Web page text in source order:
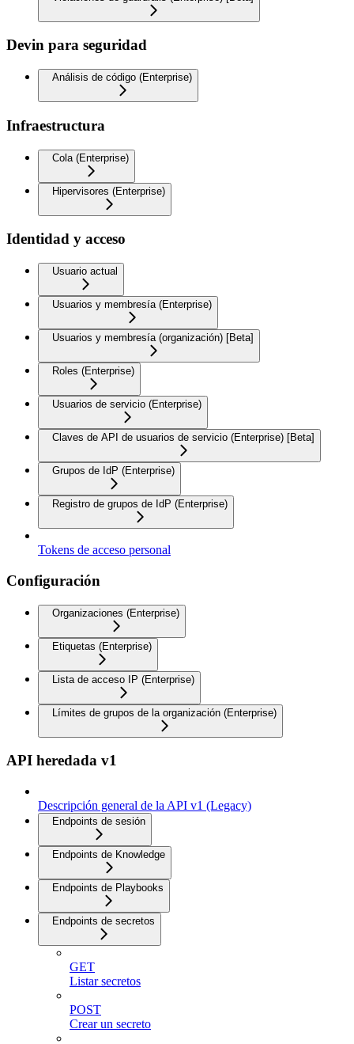
Devin para seguridad
Análisis de código (Enterprise)
Infraestructura
Cola (Enterprise)
Hipervisores (Enterprise)
Identidad y acceso
Usuario actual
Usuarios y membresía (Enterprise)
Usuarios y membresía (organización) [Beta]
Roles (Enterprise)
Usuarios de servicio (Enterprise)
Claves de API de usuarios de servicio (Enterprise) [Beta]
Grupos de IdP (Enterprise)
Registro de grupos de IdP (Enterprise)
Tokens de acceso personal
Configuración
Organizaciones (Enterprise)
Etiquetas (Enterprise)
Lista de acceso IP (Enterprise)
Límites de grupos de la organización (Enterprise)
API heredada v1
Descripción general de la API v1 (Legacy)
Endpoints de sesión
Endpoints de Knowledge
Endpoints de Playbooks
Endpoints de secretos
GET
Listar secretos
POST
Crear un secreto